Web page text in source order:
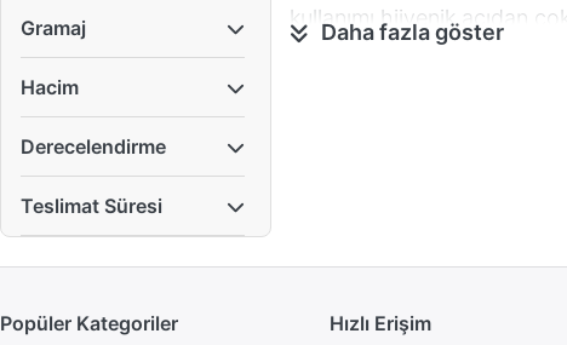
Gramaj
Hacim
Derecelendirme
Teslimat Süresi
kullanımı hijyenik açıdan
cam bardağı tek
en çok tercih edilen pet
Yalnızca ofis veya okul
Daha fazla göster
Popüler Kategoriler Hızlı Erişim